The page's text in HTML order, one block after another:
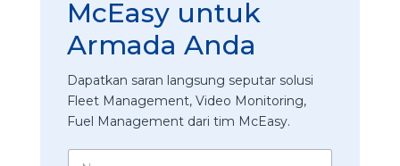
McEasy untuk
Armada Anda
Dapatkan saran langsung seputar solusi
Fleet Management, Video Monitoring,
Fuel Management dari tim McEasy.
N